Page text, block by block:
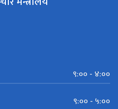
९:०० - ४:००
९:०० - ५:००